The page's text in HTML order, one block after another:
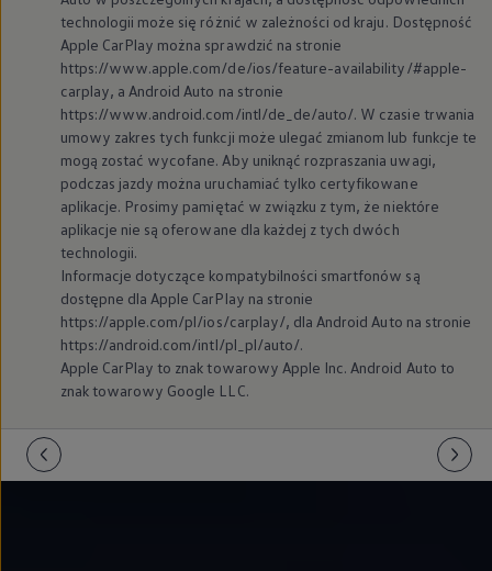
technologii może się różnić w zależności od kraju. Dostępność
Apple CarPlay można sprawdzić na stronie
https://www.apple.com/de/ios/feature-availability/#apple-
carplay, a Android Auto na stronie
https://www.android.com/intl/de_de/auto/. W czasie trwania
umowy zakres tych funkcji może ulegać zmianom lub funkcje te
mogą zostać wycofane. Aby uniknąć rozpraszania uwagi,
podczas jazdy można uruchamiać tylko certyfikowane
aplikacje. Prosimy pamiętać w związku z tym, że niektóre
aplikacje nie są oferowane dla każdej z tych dwóch
technologii.
Informacje dotyczące kompatybilności smartfonów są
dostępne dla Apple CarPlay na stronie
https://apple.com/pl/ios/carplay/, dla Android Auto na stronie
https://android.com/intl/pl_pl/auto/.
Apple CarPlay to znak towarowy Apple Inc. Android Auto to
znak towarowy Google LLC.